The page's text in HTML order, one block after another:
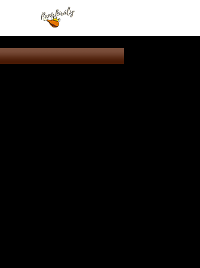
idő szerint